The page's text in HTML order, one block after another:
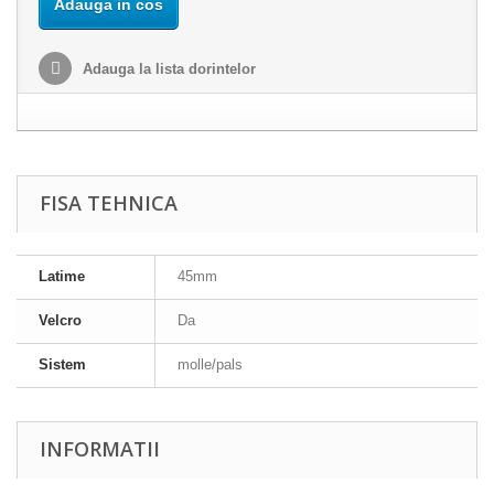
Adauga in cos
Adauga la lista dorintelor
FISA TEHNICA
Latime 45mm
Velcro Da
Sistem molle/pals
INFORMATII